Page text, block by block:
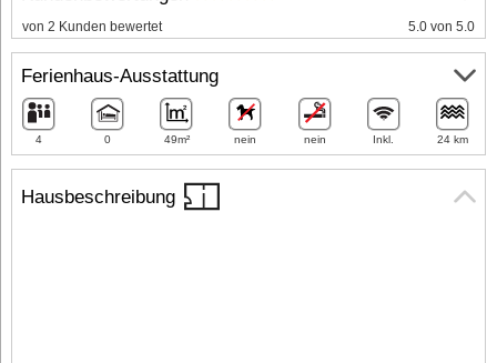
Hausbeschreibung
von 2 Kunden bewertet 5.0 von 5.0
Ferienhaus-Ausstattung
4 0 49m² nein nein Inkl. 24 km